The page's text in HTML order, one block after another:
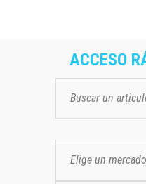
ACCESO
Elige un mercado